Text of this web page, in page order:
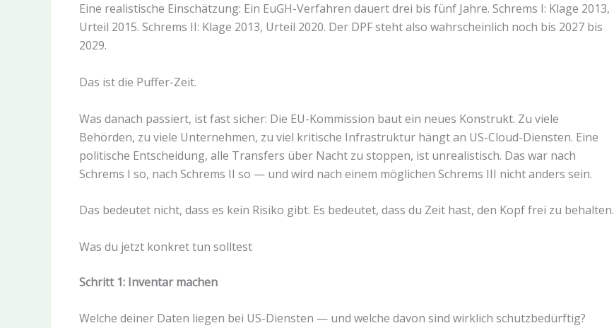
Eine realistische Einschätzung: Ein EuGH-Verfahren dauert drei bis fünf Jahre. Schrems I: Klage 2013,
Urteil 2015. Schrems II: Klage 2013, Urteil 2020. Der DPF steht also wahrscheinlich noch bis 2027 bis
2029.
Das ist die Puffer-Zeit.
Was danach passiert, ist fast sicher: Die EU-Kommission baut ein neues Konstrukt. Zu viele
Behörden, zu viele Unternehmen, zu viel kritische Infrastruktur hängt an US-Cloud-Diensten. Eine
politische Entscheidung, alle Transfers über Nacht zu stoppen, ist unrealistisch. Das war nach
Schrems I so, nach Schrems II so — und wird nach einem möglichen Schrems III nicht anders sein.
Das bedeutet nicht, dass es kein Risiko gibt. Es bedeutet, dass du Zeit hast, den Kopf frei zu behalten.
Was du jetzt konkret tun solltest
Schritt 1: Inventar machen
Welche deiner Daten liegen bei US-Diensten — und welche davon sind wirklich schutzbedürftig?